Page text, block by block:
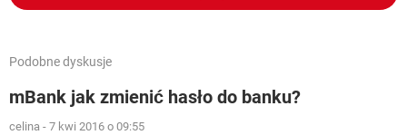
Podobne dyskusje
mBank jak zmienić hasło do banku?
celina - 7 kwi 2016 o 09:55